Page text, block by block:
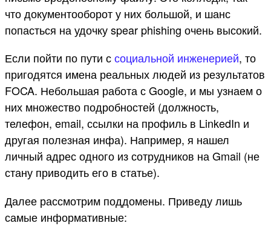
что документооборот у них большой, и шанс
попасться на удочку spear phishing очень высокий.
Если пойти по пути ссоциальной инженерией, то
пригодятся имена реальных людей из результатов
FOCA. Небольшая работа с Google, и мы узнаем о
них множество подробностей (должность,
телефон, email, ссылки на профиль в LinkedIn и
другая полезная инфа). Например, я нашел
личный адрес одного из сотрудников на Gmail (не
стану приводить его в статье).
Далее рассмотрим поддомены. Приведу лишь
самые информативные: